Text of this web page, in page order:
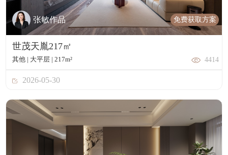
张敏作品 免费获取方案
世茂天胤217㎡
其他 | 大平层 | 217m² 4414
2026-05-30